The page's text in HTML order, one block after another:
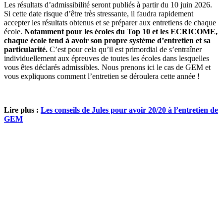
Les résultats d’admissibilité seront publiés à partir du 10 juin 2026.
Si cette date risque d’être très stressante, il faudra rapidement
accepter les résultats obtenus et se préparer aux entretiens de chaque
école. Notamment pour les écoles du Top 10 et les ECRICOME,
chaque école tend à avoir son propre système d’entretien et sa
particularité. C’est pour cela qu’il est primordial de s’entraîner
individuellement aux épreuves de toutes les écoles dans lesquelles
vous êtes déclarés admissibles. Nous prenons ici le cas de GEM et
vous expliquons comment l’entretien se déroulera cette année !
Lire plus : Les conseils de Jules pour avoir 20/20 à l’entretien de
GEM